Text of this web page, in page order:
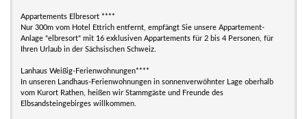
Appartements Elbresort ****
Nur 300m vom Hotel Ettrich entfernt, empfängt Sie unsere Appartement-
Anlage "elbresort" mit 16 exklusiven Appartements für 2 bis 4 Personen, für
Ihren Urlaub in der Sächsischen Schweiz.
Lanhaus Weißig-Ferienwohnungen****
In unseren Landhaus-Ferienwohnungen in sonnenverwöhnter Lage oberhalb
vom Kurort Rathen, heißen wir Stammgäste und Freunde des
Elbsandsteingebirges willkommen.